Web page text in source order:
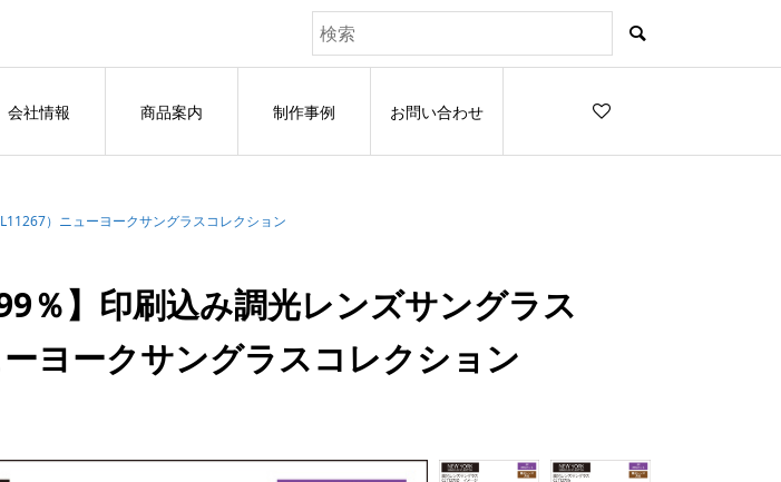
会社情報 商品案内 制作事例 お問い合わせ
）ニューヨークサングラスコレクション
％】印刷込み調光レンズサングラス
ーヨークサングラスコレクション